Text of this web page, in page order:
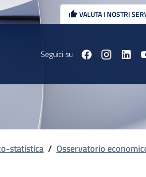
VALUTA I NOSTRI
Seguici su
statistica / Osservatorio